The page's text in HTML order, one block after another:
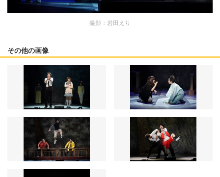
撮影：岩田えり
その他の画像